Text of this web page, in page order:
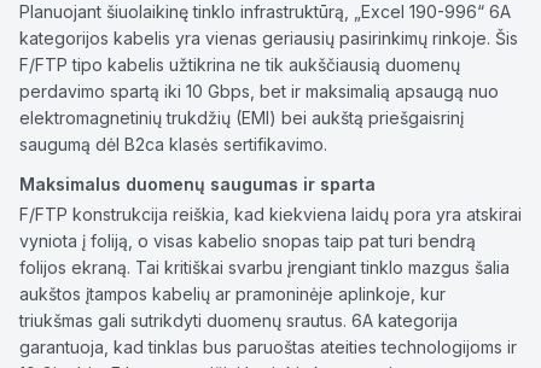
Planuojant šiuolaikinę tinklo infrastruktūrą, „Excel 190-996“ 6A
kategorijos kabelis yra vienas geriausių pasirinkimų rinkoje. Šis
F/FTP tipo kabelis užtikrina ne tik aukščiausią duomenų
perdavimo spartą iki 10 Gbps, bet ir maksimalią apsaugą nuo
elektromagnetinių trukdžių (EMI) bei aukštą priešgaisrinį
saugumą dėl B2ca klasės sertifikavimo.
Maksimalus duomenų saugumas ir sparta
F/FTP konstrukcija reiškia, kad kiekviena laidų pora yra atskirai
vyniota į foliją, o visas kabelio snopas taip pat turi bendrą
folijos ekraną. Tai kritiškai svarbu įrengiant tinklo mazgus šalia
aukštos įtampos kabelių ar pramoninėje aplinkoje, kur
triukšmas gali sutrikdyti duomenų srautus. 6A kategorija
garantuoja, kad tinklas bus paruoštas ateities technologijoms ir